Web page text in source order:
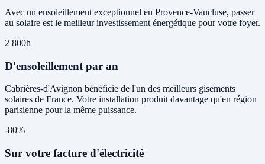
Avec un ensoleillement exceptionnel en Provence-Vaucluse, passer
au solaire est le meilleur investissement énergétique pour votre foyer.
2 800h
D'ensoleillement par an
Cabrières-d'Avignon bénéficie de l'un des meilleurs gisements
solaires de France. Votre installation produit davantage qu'en région
parisienne pour la même puissance.
-80%
Sur votre facture d'électricité